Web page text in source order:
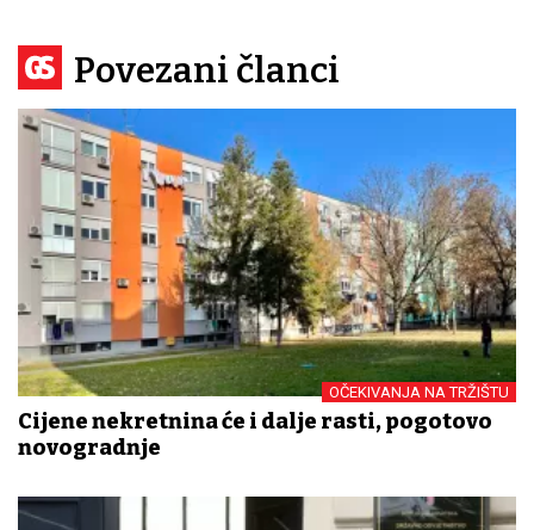
Povezani članci
OČEKIVANJA NA TRŽIŠTU
Cijene nekretnina će i dalje rasti, pogotovo
novogradnje